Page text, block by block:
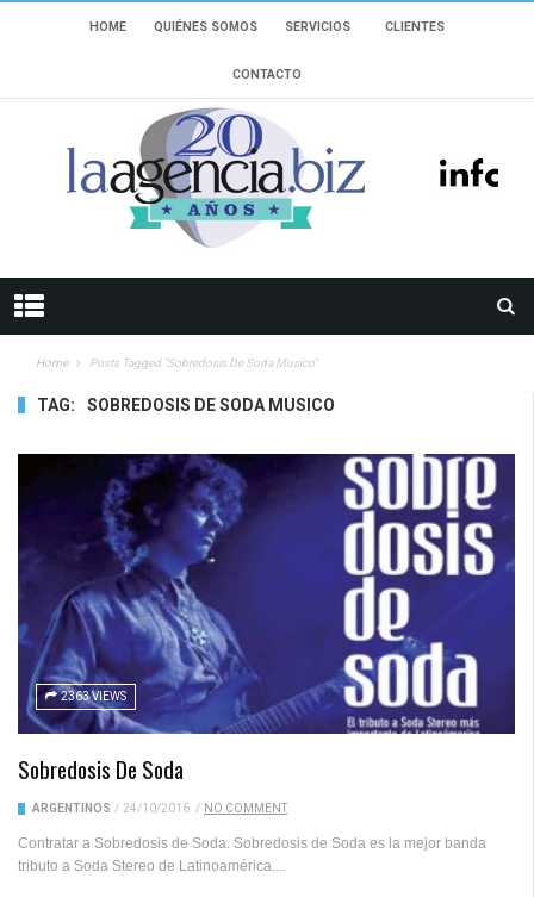
HOME QUIÉNES SOMOS SERVICIOS CLIENTES
CONTACTO
Home Posts Tagged "sobredosis De Soda Musico"
TAG: SOBREDOSIS DE SODA MUSICO
2363 VIEWS
Sobredosis De Soda
ARGENTINOS / 24/10/2016 / NO COMMENT
Contratar a Sobredosis de Soda. Sobredosis de Soda es la mejor banda
tributo a Soda Stereo de Latinoamérica....